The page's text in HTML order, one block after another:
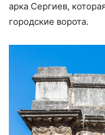
арка Сергиев,
городские ворота.